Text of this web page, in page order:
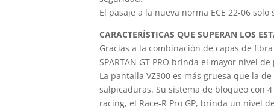
El pasaje a la nueva norma ECE 22-06
CARACTERÍSTICAS QUE SUPERAN LOS
Gracias a la combinación de capas de
SPARTAN GT PRO brinda el mayor nivel
La pantalla VZ300 es más gruesa que la
salpicaduras. Su sistema de bloqueo con
racing, el Race-R Pro GP, brinda un nivel